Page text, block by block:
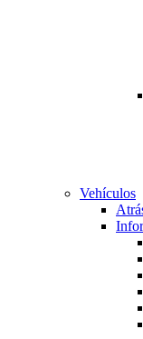
Vehículos